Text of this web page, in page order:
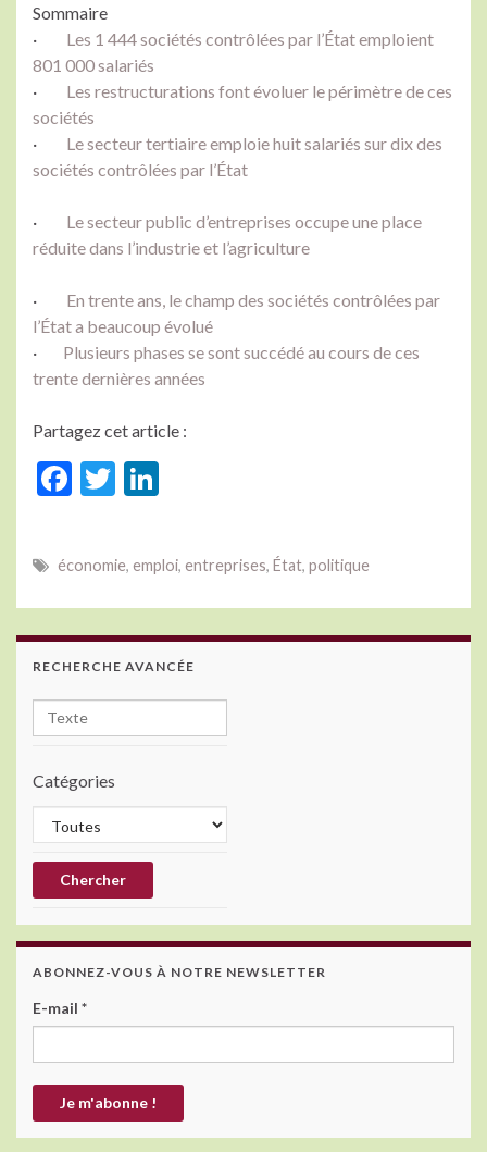
Sommaire
· Les 1 444 sociétés contrôlées par l’État emploient
801 000 salariés
· Les restructurations font évoluer le périmètre de ces
sociétés
· Le secteur tertiaire emploie huit salariés sur dix des
sociétés contrôlées par l’État
· Le secteur public d’entreprises occupe une place
réduite dans l’industrie et l’agriculture
· En trente ans, le champ des sociétés contrôlées par
l’État a beaucoup évolué
· Plusieurs phases se sont succédé au cours de ces
trente dernières années
Partagez cet article :
F
b
o
o
T
itt
er
ke
dI
n
économie, emploi, entreprises, État, politique
RECHERCHE AVANCÉE
Catégories
ABONNEZ-VOUS À NOTRE NEWSLETTER
E-mail *